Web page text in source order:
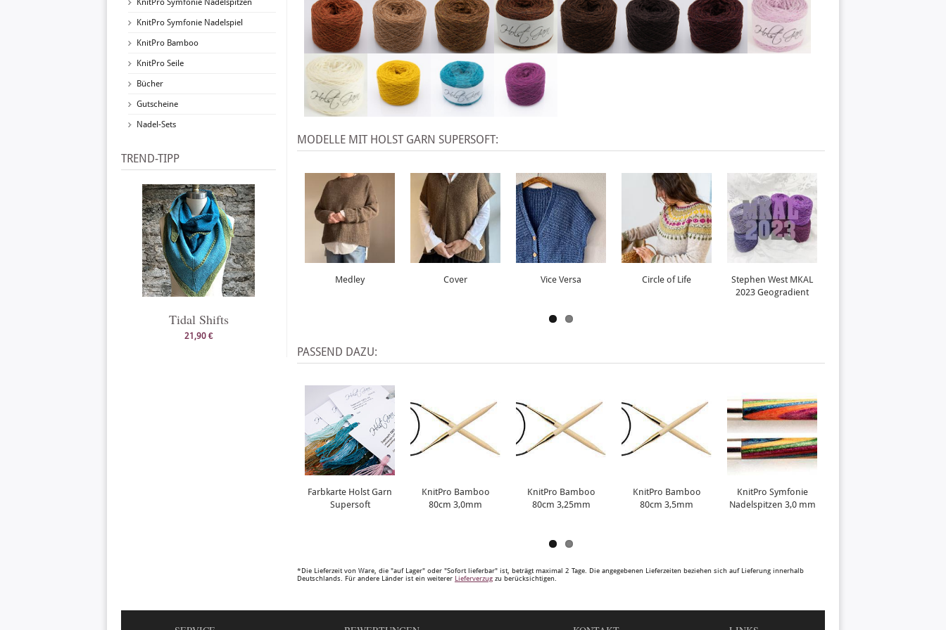
KnitPro Symfonie Nadelspitzen
KnitPro Symfonie Nadelspiel
KnitPro Bamboo
KnitPro Seile
Bücher
Gutscheine
Nadel-Sets
TREND-TIPP
Tidal Shifts
21,90 €
X
MODELLE MIT HOLST GARN SUPERSOFT:
Medley Cover Vice Versa Circle of Life
Stephen West MKAL
2023 Geogradient
PASSEND DAZU:
Farbkarte Holst Garn
Supersoft
KnitPro Bamboo
80cm 3,0mm
KnitPro Bamboo
80cm 3,25mm
KnitPro Bamboo
80cm 3,5mm
KnitPro Symfonie
Nadelspitzen 3,0 mm
*Die Lieferzeit von Ware, die "auf Lager" oder "Sofort lieferbar" ist, beträgt maximal 2 Tage. Die angegebenen Lieferzeiten beziehen sich auf Lieferung innerhalb
Deutschlands. Für andere Länder ist ein weiterer Lieferverzug zu berücksichtigen.